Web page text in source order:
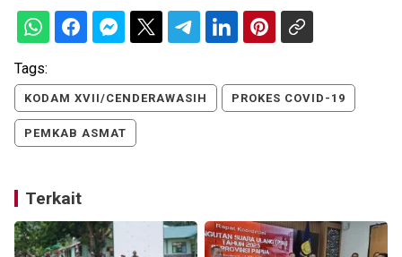
Tags:
KODAM XVII/CENDERAWASIH PROKES COVID-19
PEMKAB ASMAT
Terkait